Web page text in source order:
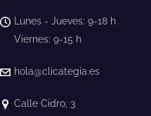
Lunes - Jueves: 9-18 h
Viernes: 9-15 h
hola@clicategia.es
Calle Cidro, 3